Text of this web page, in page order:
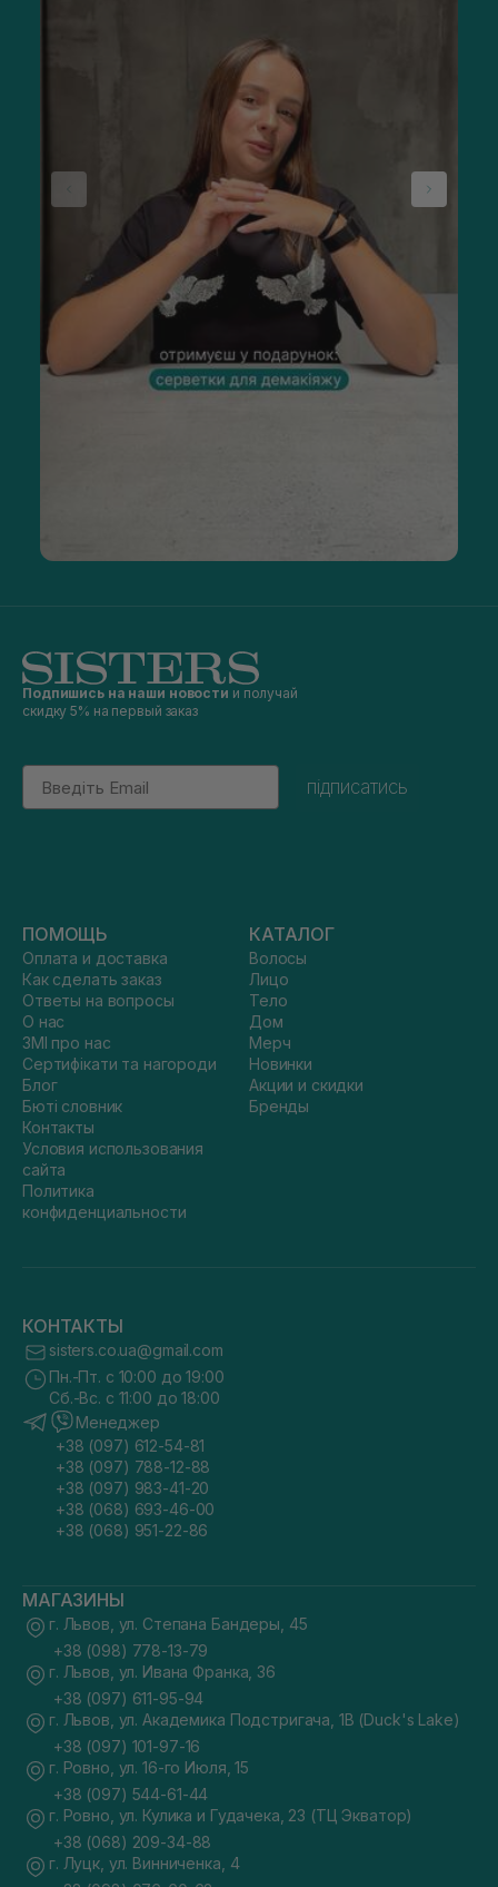
Подпишись на наши новости и получай
скидку 5% на первый заказ
Email
підписатись
ПОМОЩЬ
Оплата и доставка
Как сделать заказ
Ответы на вопросы
О нас
ЗМІ про нас
Сертифікати та нагороди
Блог
Бюті словник
Контакты
Условия использования
сайта
Политика
конфиденциальности
КАТАЛОГ
Волосы
Лицо
Тело
Дом
Мерч
Новинки
Акции и скидки
Бренды
КОНТАКТЫ
sisters.co.ua@gmail.com
Пн.-Пт. с 10:00 до 19:00
Сб.-Вс. с 11:00 до 18:00
Менеджер
+38 (097) 612-54-81
+38 (097) 788-12-88
+38 (097) 983-41-20
+38 (068) 693-46-00
+38 (068) 951-22-86
МАГАЗИНЫ
г. Львов, ул. Степана Бандеры, 45
+38 (098) 778-13-79
г. Львов, ул. Ивана Франка, 36
+38 (097) 611-95-94
г. Львов, ул. Академика Подстригача, 1В (Duck's Lake)
+38 (097) 101-97-16
г. Ровно, ул. 16-го Июля, 15
+38 (097) 544-61-44
г. Ровно, ул. Кулика и Гудачека, 23 (ТЦ Экватор)
+38 (068) 209-34-88
г. Луцк, ул. Винниченка, 4